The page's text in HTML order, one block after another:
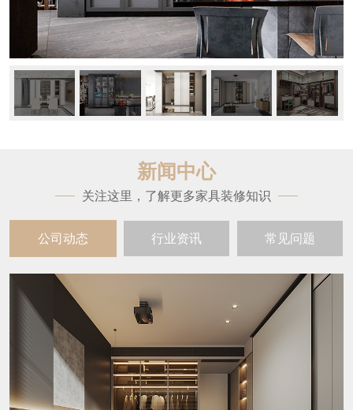
新闻中心
关注这里，了解更多家具装修知识
公司动态 行业资讯 常见问题